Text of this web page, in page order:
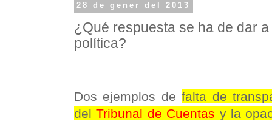
28 de gener del 2013
¿Qué respuesta se ha de dar
política?
Dos ejemplos defalta de
delTribunal de Cuentas y la